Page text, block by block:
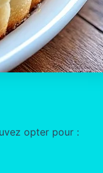
opter pour :